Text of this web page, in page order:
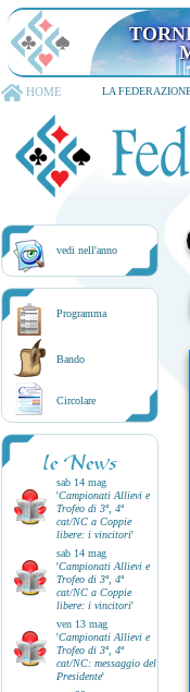
HOME LA
vedi nell'anno
Programma
Bando
Circolare
le News
sab 14 mag
'Campionati Allievi e
Trofeo di 3ª, 4ª
cat/NC a Coppie
libere: i vincitori'
sab 14 mag
'Campionati Allievi e
Trofeo di 3ª, 4ª
cat/NC a Coppie
libere: i vincitori'
ven 13 mag
'Campionati Allievi e
Trofeo di 3ª, 4ª
cat/NC: messaggio del
Presidente'